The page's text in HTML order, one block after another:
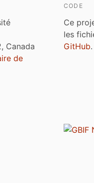
Canada
de
CODE
Ce
les
GitHub.